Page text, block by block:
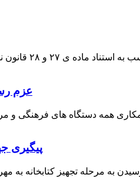
عزم
پیگیری